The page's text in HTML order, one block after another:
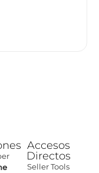
Accesos
Directos
Seller Tools